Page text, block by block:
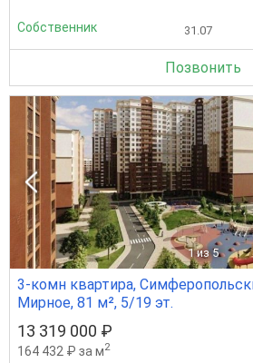
Собственник 31.07
Позвонить
1 из 5
3-комн квартира,
Мирное, 81 м², 5/19 эт.
13 319 000 ₽
164 432 ₽ за м2